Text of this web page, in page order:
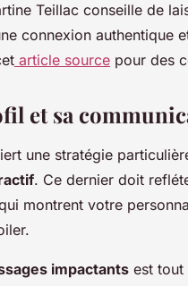
Teillac conseille de
connexion authentique
article source pour des
et sa
une stratégie
. Ce dernier doit
montrent votre
impactants est tout